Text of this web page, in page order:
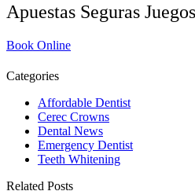
Apuestas Seguras
Book Online
Categories
Affordable Dentist
Cerec Crowns
Dental News
Emergency Dentist
Teeth Whitening
Related Posts